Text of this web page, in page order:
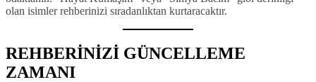
olan isimler rehberinizi sıradanlıktan kurtaracaktır.
REHBERİNİZİ GÜNCELLEME
ZAMANI